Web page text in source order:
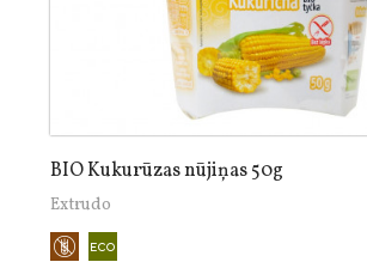
BIO Kukurūzas nūjiņas 50g
Extrudo